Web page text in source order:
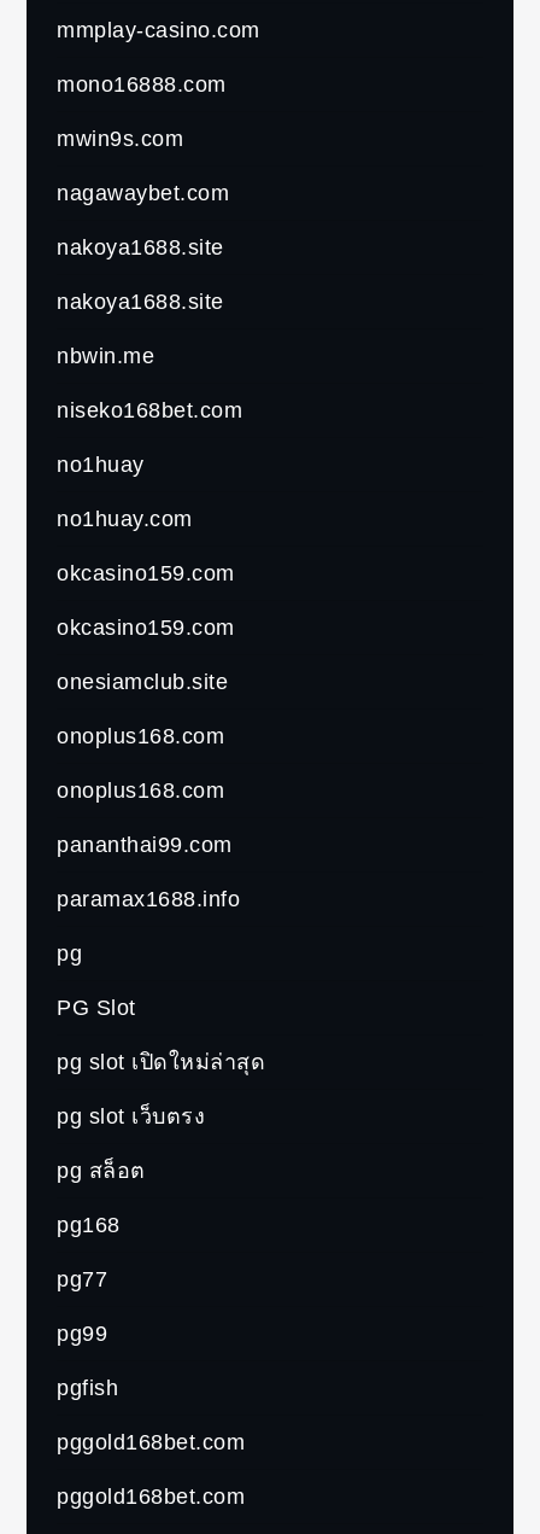
mmplay-casino.com
mono16888.com
mwin9s.com
nagawaybet.com
nakoya1688.site
nakoya1688.site
nbwin.me
niseko168bet.com
no1huay
no1huay.com
okcasino159.com
okcasino159.com
onesiamclub.site
onoplus168.com
onoplus168.com
pananthai99.com
paramax1688.info
pg
PG Slot
pg slot เปิดใหม่ล่าสุด
pg slot เว็บตรง
pg สล็อต
pg168
pg77
pg99
pgfish
pggold168bet.com
pggold168bet.com